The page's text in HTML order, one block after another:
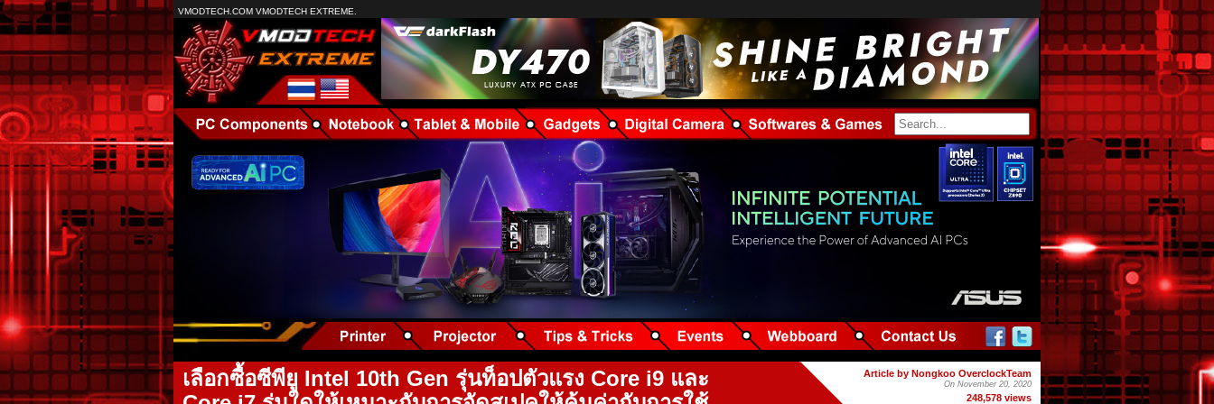
VMODTECH.COM VMODTECH EXTREME.
เลือกซื้อซีพียู Intel 10th Gen รุ่นท็อปตัวแรง Core i9 และ
Article by Nongkoo OverclockTeam
On November 20, 2020
248,578 views